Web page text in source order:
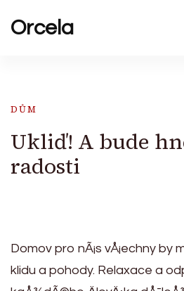
Orcela
DŮM
Ukliď! A bude
radosti
Domov pro nÃ¡s vÅ¡echny by
klidu a pohody. Relaxace a